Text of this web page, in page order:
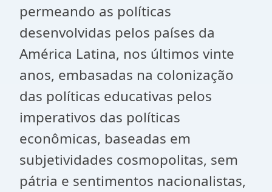
permeando as políticas
desenvolvidas pelos países da
América Latina, nos últimos vinte
anos, embasadas na colonização
das políticas educativas pelos
imperativos das políticas
econômicas, baseadas em
subjetividades cosmopolitas, sem
pátria e sentimentos nacionalistas,